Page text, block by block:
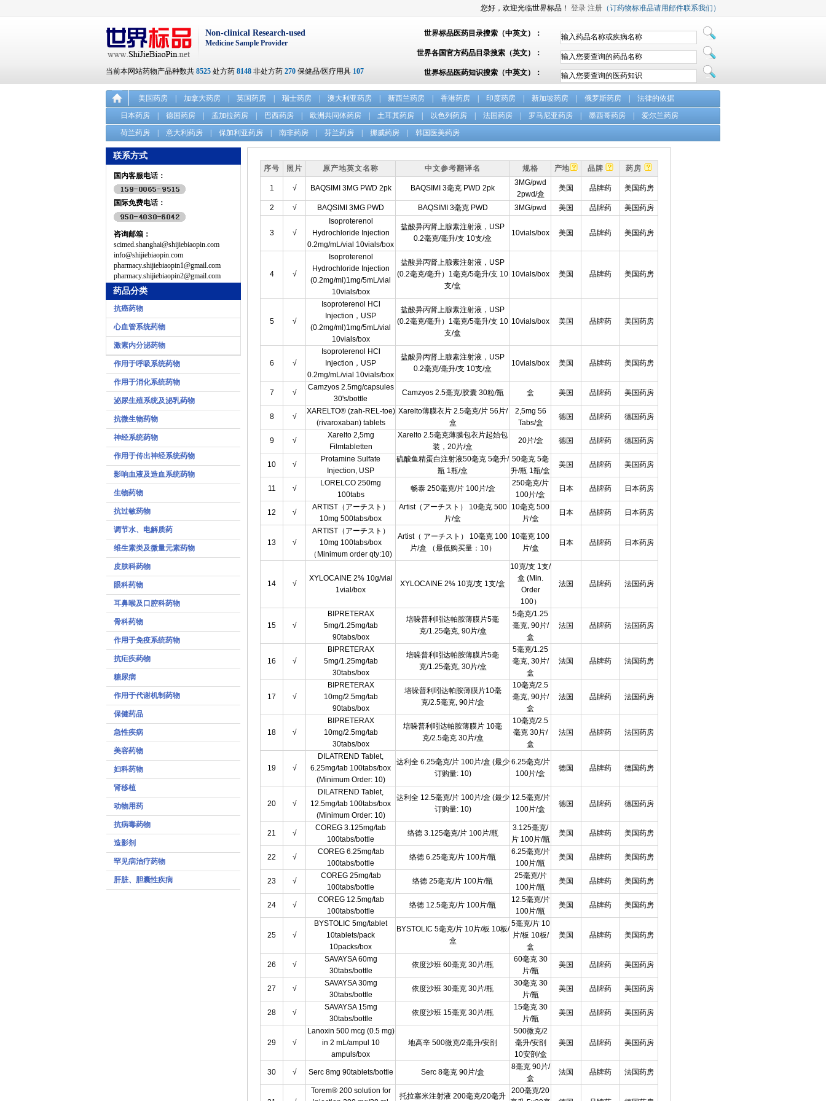
您好，欢迎光临世界标品！ 登录 注册 （订药物标准品请用邮件联系我们）
Non-clinical Research-used
Medicine Sample Provider
当前本网站药物产品种数共 8525 处方药 8148 非处方药 270 保健品/医疗用具 107
世界标品医药目录搜索（中英文）：
世界各国官方药品目录搜索（英文）：
世界标品医药知识搜索（中英文）：
美国药房 加拿大药房 英国药房 瑞士药房 澳大利亚药房 新西兰药房 香港药房 印度药房 新加坡药房 俄罗斯药房
法律的依据
日本药房
德国药房 孟加拉药房 巴西药房 欧洲共同体药房 土耳其药房 以色列药房 法国药房 罗马尼亚药房 墨西哥药房
爱尔兰药房
荷兰药房
意大利药房 保加利亚药房 南非药房 芬兰药房 挪威药房 韩国医美药房
联系方式
国内客服电话：
国际免费电话：
咨询邮箱：
scimed.shanghai@shijiebiaopin.com
info@shijiebiaopin.com
pharmacy.shijiebiaopin1@gmail.com
pharmacy.shijiebiaopin2@gmail.com
药品分类
抗癌药物
心血管系统药物
激素内分泌药物
作用于呼吸系统药物
作用于消化系统药物
泌尿生殖系统及泌乳药物
抗微生物药物
神经系统药物
作用于传出神经系统药物
影响血液及造血系统药物
生物药物
抗过敏药物
调节水、电解质药
维生素类及微量元素药物
皮肤科药物
眼科药物
耳鼻喉及口腔科药物
骨科药物
作用于免疫系统药物
抗疟疾药物
糖尿病
作用于代谢机制药物
保健药品
急性疾病
美容药物
妇科药物
肾移植
动物用药
抗病毒药物
造影剂
罕见病治疗药物
肝脏、胆囊性疾病
序号 照片 原产地英文名称 中文参考翻译名 规格 产地 品牌 药房
1 √ BAQSIMI 3MG PWD 2pk BAQSIMI 3毫克 PWD 2pk
3MG/pwd
2pwd/盒
美国 品牌药 美国药房
2 √ BAQSIMI 3MG PWD BAQSIMI 3毫克 PWD 3MG/pwd 美国 品牌药 美国药房
3 √
Isoproterenol
Hydrochloride Injection
0.2mg/mL/vial 10vials/box
盐酸异丙肾上腺素注射液，USP
0.2毫克/毫升/支 10支/盒
10vials/box 美国 品牌药 美国药房
4 √
Isoproterenol
Hydrochloride Injection
(0.2mg/ml)1mg/5mL/vial
10vials/box
盐酸异丙肾上腺素注射液，USP
(0.2毫克/毫升）1毫克/5毫升/支 10
支/盒
10vials/box 美国 品牌药 美国药房
5 √
Isoproterenol HCl
Injection，USP
(0.2mg/ml)1mg/5mL/vial
10vials/box
盐酸异丙肾上腺素注射液，USP
(0.2毫克/毫升）1毫克/5毫升/支 10
支/盒
10vials/box 美国 品牌药 美国药房
6 √
Isoproterenol HCl
Injection，USP
0.2mg/mL/vial 10vials/box
盐酸异丙肾上腺素注射液，USP
0.2毫克/毫升/支 10支/盒
10vials/box 美国 品牌药 美国药房
7 √
Camzyos 2.5mg/capsules
30's/bottle
Camzyos 2.5毫克/胶囊 30粒/瓶 盒 美国 品牌药 美国药房
8 √
XARELTO® (zah-REL-toe)
(rivaroxaban) tablets
Xarelto薄膜衣片 2.5毫克/片 56片/
盒
2,5mg 56
Tabs/盒
德国 品牌药 德国药房
9 √
Xarelto 2,5mg
Filmtabletten
Xarelto 2.5毫克薄膜包衣片起始包
装，20片/盒
20片/盒 德国 品牌药 德国药房
10 √
Protamine Sulfate
Injection, USP
硫酸鱼精蛋白注射液50毫克 5毫升/
瓶 1瓶/盒
50毫克 5毫
升/瓶 1瓶/盒
美国 品牌药 美国药房
11 √
LORELCO 250mg
100tabs
畅泰 250毫克/片 100片/盒
250毫克/片
100片/盒
日本 品牌药 日本药房
12 √
ARTIST（アーチスト）
10mg 500tabs/box
Artist（アーチスト） 10毫克 500
片/盒
10毫克 500
片/盒
日本 品牌药 日本药房
13 √
ARTIST（アーチスト）
10mg 100tabs/box
（Minimum order qty:10)
Artist（ アーチスト） 10毫克 100
片/盒 （最低购买量：10）
10毫克 100
片/盒
日本 品牌药 日本药房
14 √
XYLOCAINE 2% 10g/vial
1vial/box
XYLOCAINE 2% 10克/支 1支/盒
10克/支 1支/
盒 (Min.
Order
100）
法国 品牌药 法国药房
15 √
BIPRETERAX
5mg/1.25mg/tab
90tabs/box
培哚普利吲达帕胺薄膜片5毫
克/1.25毫克, 90片/盒
5毫克/1.25
毫克, 90片/
盒
法国 品牌药 法国药房
16 √
BIPRETERAX
5mg/1.25mg/tab
30tabs/box
培哚普利吲达帕胺薄膜片5毫
克/1.25毫克, 30片/盒
5毫克/1.25
毫克, 30片/
盒
法国 品牌药 法国药房
17 √
BIPRETERAX
10mg/2.5mg/tab
90tabs/box
培哚普利吲达帕胺薄膜片10毫
克/2.5毫克, 90片/盒
10毫克/2.5
毫克, 90片/
盒
法国 品牌药 法国药房
18 √
BIPRETERAX
10mg/2.5mg/tab
30tabs/box
培哚普利吲达帕胺薄膜片 10毫
克/2.5毫克 30片/盒
10毫克/2.5
毫克 30片/
盒
法国 品牌药 法国药房
19 √
DILATREND Tablet,
6.25mg/tab 100tabs/box
(Minimum Order: 10)
达利全 6.25毫克/片 100片/盒 (最少
订购量: 10)
6.25毫克/片
100片/盒
德国 品牌药 德国药房
20 √
DILATREND Tablet,
12.5mg/tab 100tabs/box
(Minimum Order: 10)
达利全 12.5毫克/片 100片/盒 (最少
订购量: 10)
12.5毫克/片
100片/盒
德国 品牌药 德国药房
21 √
COREG 3.125mg/tab
100tabs/bottle
络德 3.125毫克/片 100片/瓶
3.125毫克/
片 100片/瓶
美国 品牌药 美国药房
22 √
COREG 6.25mg/tab
100tabs/bottle
络德 6.25毫克/片 100片/瓶
6.25毫克/片
100片/瓶
美国 品牌药 美国药房
23 √
COREG 25mg/tab
100tabs/bottle
络德 25毫克/片 100片/瓶
25毫克/片
100片/瓶
美国 品牌药 美国药房
24 √
COREG 12.5mg/tab
100tabs/bottle
络德 12.5毫克/片 100片/瓶
12.5毫克/片
100片/瓶
美国 品牌药 美国药房
25 √
BYSTOLIC 5mg/tablet
10tablets/pack
10packs/box
BYSTOLIC 5毫克/片 10片/板 10板/
盒
5毫克/片 10
片/板 10板/
盒
美国 品牌药 美国药房
26 √
SAVAYSA 60mg
30tabs/bottle
依度沙班 60毫克 30片/瓶
60毫克 30
片/瓶
美国 品牌药 美国药房
27 √
SAVAYSA 30mg
30tabs/bottle
依度沙班 30毫克 30片/瓶
30毫克 30
片/瓶
美国 品牌药 美国药房
28 √
SAVAYSA 15mg
30tabs/bottle
依度沙班 15毫克 30片/瓶
15毫克 30
片/瓶
美国 品牌药 美国药房
29 √
Lanoxin 500 mcg (0.5 mg)
in 2 mL/ampul 10
ampuls/box
地高辛 500微克/2毫升/安剖
500微克/2
毫升/安剖
10安剖/盒
美国 品牌药 美国药房
30 √ Serc 8mg 90tablets/bottle Serc 8毫克 90片/盒
8毫克 90片/
盒
法国 品牌药 法国药房
Torem® 200 solution for
托拉塞米注射液 200毫克/20毫升
200毫克/20